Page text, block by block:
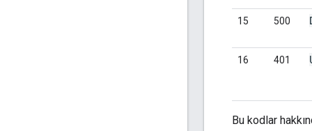
15 500
16 401
Bu kodlar